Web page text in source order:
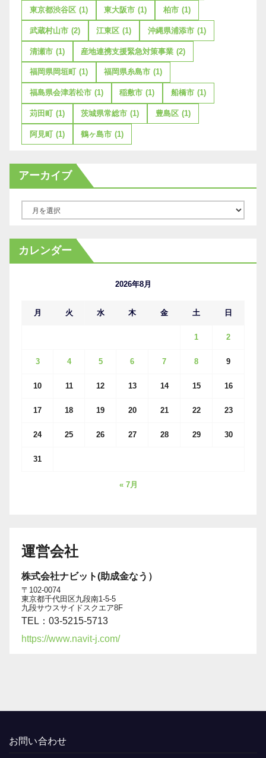
東京都渋谷区 (1) 東大阪市 (1) 柏市 (1)
武蔵村山市 (2) 江東区 (1) 沖縄県浦添市 (1)
清瀬市 (1) 産地連携支援緊急対策事業 (2)
福岡県岡垣町 (1) 福岡県糸島市 (1)
福島県会津若松市 (1) 稲敷市 (1) 船橋市 (1)
苅田町 (1) 茨城県常総市 (1) 豊島区 (1)
阿見町 (1) 鶴ヶ島市 (1)
アーカイブ
カ
イ
カレンダー
2026年8月
月 火 水 木 金 土 日
1 2
3 4 5 6 7 8 9
10 11 12 13 14 15 16
17 18 19 20 21 22 23
24 25 26 27 28 29 30
31
« 7月
運営会社
株式会社ナビット(助成金なう）
〒102-0074
東京都千代田区九段南1-5-5
九段サウスサイドスクエア8F
TEL：03-5215-5713
https://www.navit-j.com/
お問い合わせ